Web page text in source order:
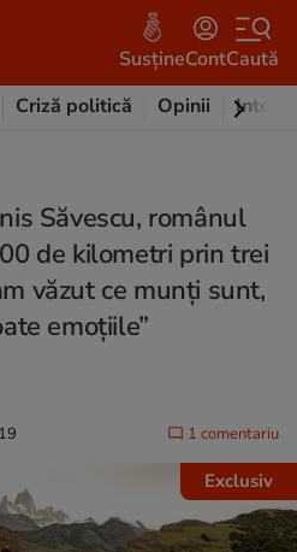
SusțineContCaută
Criză politică Opinii
Săvescu, românul
de kilometri prin trei
văzut ce munți sunt,
emoțiile”
1 comentariu
Exclusiv